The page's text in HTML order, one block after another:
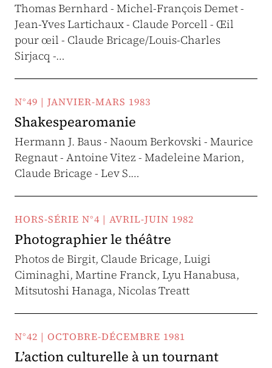
Thomas Bernhard - Michel-François Demet -
Jean-Yves Lartichaux - Claude Porcell - Œil
pour œil - Claude Bricage/Louis-Charles
Sirjacq -…
N°49 | JANVIER-MARS 1983
Shakespearomanie
Hermann J. Baus - Naoum Berkovski - Maurice
Regnaut - Antoine Vitez - Madeleine Marion,
Claude Bricage - Lev S.…
HORS-SÉRIE N°4 | AVRIL-JUIN 1982
Photographier le théâtre
Photos de Birgit, Claude Bricage, Luigi
Ciminaghi, Martine Franck, Lyu Hanabusa,
Mitsutoshi Hanaga, Nicolas Treatt
N°42 | OCTOBRE-DÉCEMBRE 1981
L’action culturelle à un tournant